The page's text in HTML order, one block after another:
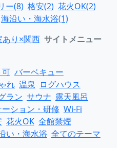
ー(8) 格安(2) 花火OK(2)
海沿い・海水浴(1)
あり×関西 サイトメニュー
可 バーベキュー
れ 温泉 ログハウス
ラン サウナ 露天風呂
ション・研修 Wi-Fi
花火OK 全館禁煙
い・海水浴 全てのテーマ